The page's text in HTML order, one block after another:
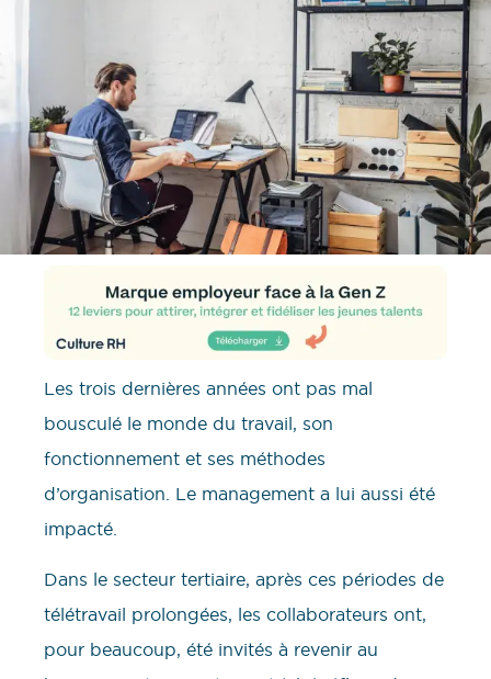
Les trois dernières années ont pas mal
bousculé le monde du travail, son
fonctionnement et ses méthodes
d’organisation. Le management a lui aussi été
impacté.
Dans le secteur tertiaire, après ces périodes de
télétravail prolongées, les collaborateurs ont,
pour beaucoup, été invités à revenir au